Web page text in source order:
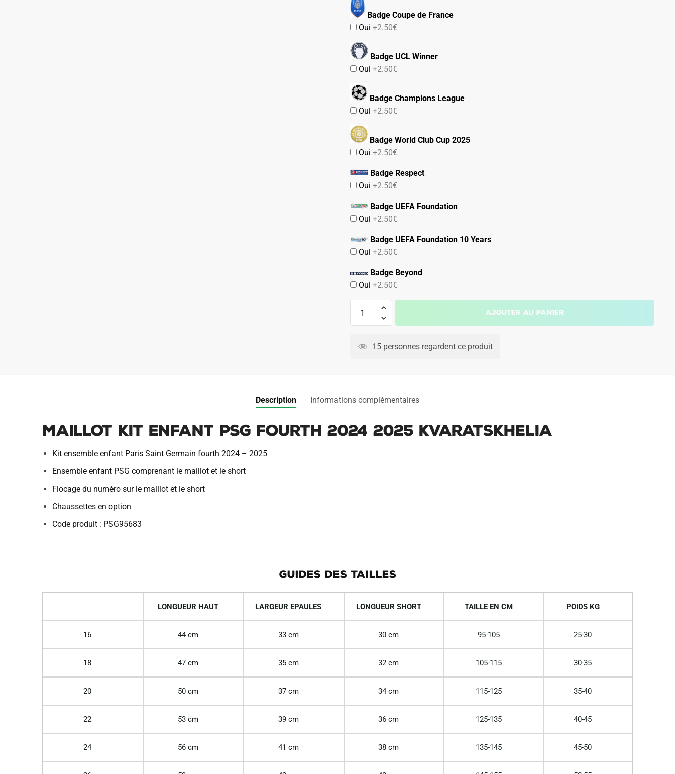
Badge Coupe de France
Oui+2.50€
Badge UCL Winner
Oui+2.50€
Badge Champions League
Oui+2.50€
Badge World Club Cup 2025
Oui+2.50€
Badge Respect
Oui+2.50€
Badge UEFA Foundation
Oui+2.50€
Badge UEFA Foundation 10 Years
Oui+2.50€
Badge Beyond
Oui+2.50€
Kit
Ajouter au panier
15 personnes regardent ce produit
Description Informations complémentaires
Maillot Kit Enfant PSG Fourth 2024 2025 Kvaratskhelia
Kit ensemble enfant Paris Saint Germain fourth 2024 – 2025
Ensemble enfant PSG comprenant le maillot et le short
Flocage du numéro sur le maillot et le short
Chaussettes en option
Code produit : PSG95683
GUIDES DES TAILLES
LONGUEUR HAUT LARGEUR EPAULES LONGUEUR SHORT TAILLE EN CM POIDS KG
16 44 cm 33 cm 30 cm 95-105 25-30
18 47 cm 35 cm 32 cm 105-115 30-35
20 50 cm 37 cm 34 cm 115-125 35-40
22 53 cm 39 cm 36 cm 125-135 40-45
24 56 cm 41 cm 38 cm 135-145 45-50